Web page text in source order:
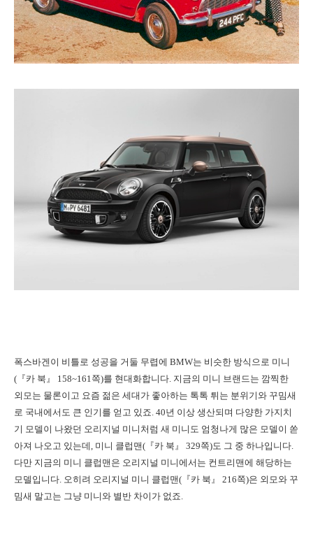
폭스바겐이 비틀로 성공을 거둘 무렵에 BMW는 비슷한 방식으로 미니
(『카 북』 158~161쪽)를 현대화합니다. 지금의 미니 브랜드는 깜찍한
외모는 물론이고 요즘 젊은 세대가 좋아하는 톡톡 튀는 분위기와 꾸밈새
로 국내에서도 큰 인기를 얻고 있죠. 40년 이상 생산되며 다양한 가지치
기 모델이 나왔던 오리지널 미니처럼 새 미니도 엄청나게 많은 모델이 쏟
아져 나오고 있는데, 미니 클럽맨(『카 북』 329쪽)도 그 중 하나입니다.
다만 지금의 미니 클럽맨은 오리지널 미니에서는 컨트리맨에 해당하는
모델입니다. 오히려 오리지널 미니 클럽맨(『카 북』 216쪽)은 외모와 꾸
밈새 말고는 그냥 미니와 별반 차이가 없죠.